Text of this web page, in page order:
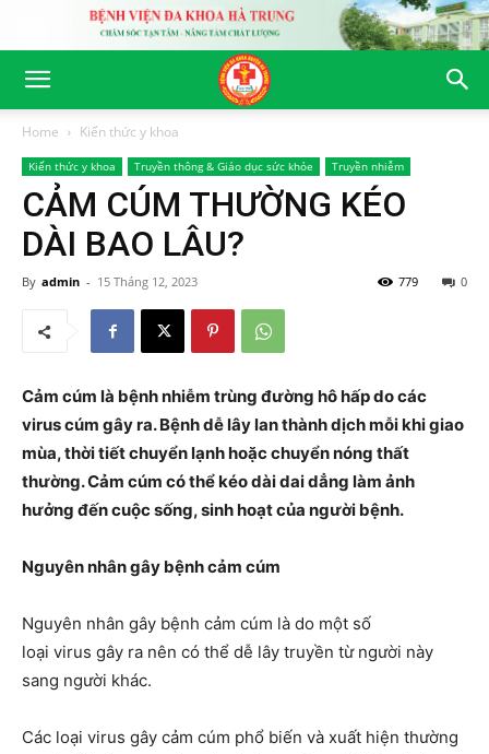
Home Kiến thức y khoa
Kiến thức y khoa Truyền thông & Giáo dục sức khỏe Truyền nhiễm
CẢM CÚM THƯỜNG KÉO
DÀI BAO LÂU?
By admin - 15 Tháng 12, 2023 0
779
Cảm cúm là bệnh nhiễm trùng đường hô hấp do các
virus cúm gây ra. Bệnh dễ lây lan thành dịch mỗi khi giao
mùa, thời tiết chuyển lạnh hoặc chuyển nóng thất
thường. Cảm cúm có thể kéo dài dai dẳng làm ảnh
hưởng đến cuộc sống, sinh hoạt của người bệnh.
Nguyên nhân gây bệnhcảm cúm
Nguyên nhân gây bệnh cảm cúm là do một số
loại virus gây ra nên có thể dễ lây truyền từ người này
sang người khác.
Các loại virus gây cảm cúm phổ biến và xuất hiện thường